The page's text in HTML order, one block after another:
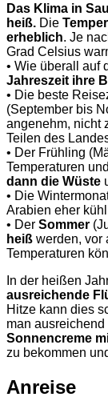
Das Klima in
heiß. Die
erheblich. Je
Grad Celsius
• Wie überall auf
Jahreszeit ihre
• Die beste
(September bis
angenehm, nicht
Teilen des
• Der Frühling
Temperaturen
dann die Wüste
• Die
Arabien eher
• Der Sommer
heiß werden, vor
Temperaturen
In der heißen
ausreichende
Hitze kann dies
man ausreichend
Sonnencreme
zu bekommen
Anreise